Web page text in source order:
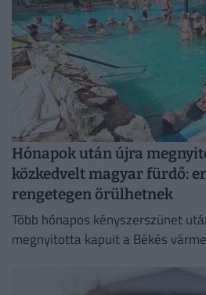
Hónapok után újra
közkedvelt magyar fürdő:
rengetegen örülhetnek
Több hónapos kényszerszünet
megnyitotta kapuit a Békés